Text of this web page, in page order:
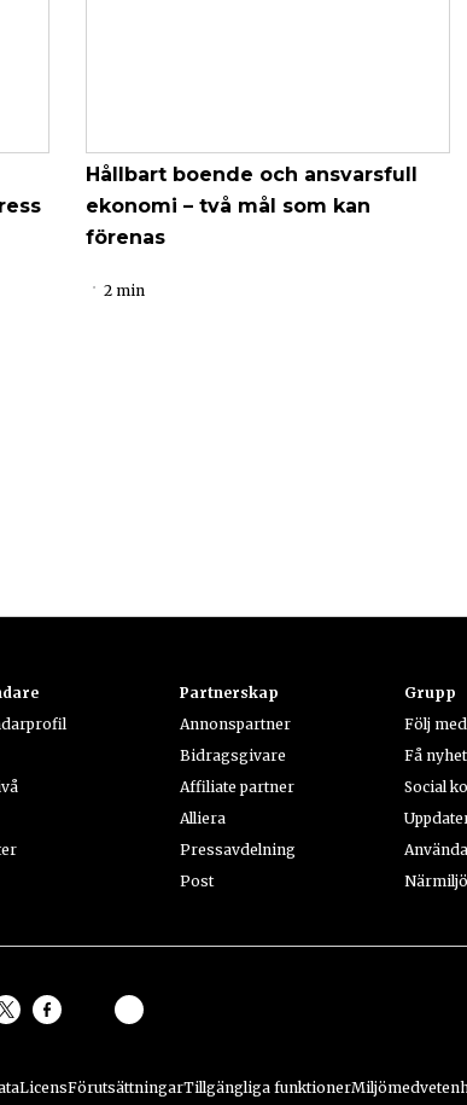
Hållbart boende och ansvarsfull
ekonomi – två mål som kan
förenas
2 min
Partnerskap
Annonspartner
Bidragsgivare
Affiliate partner
Alliera
Pressavdelning
Post
Grupp
Följ med
Få
Social
Närmiljö
LicensFörutsättningarTillgängliga funktioner